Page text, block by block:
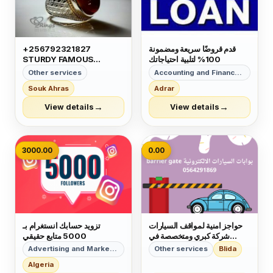
+256792321827
STURDY FAMOUS
GREATEST VERY
CAPABLE MAGIC RING
FOR MONEY LUCK
POWER IN GERMANY
MEXICO OMAN JORDAN
VIETNAM MIAMI UK
Other services
Souk Ahras
View details →
قدم قروضًا سريعة ومضمونة
100% لتلبية احتياجاتك
Adrar
View details →
3000.00
تزويد حسابك انستغرام بـ
5000 متابع حقيقي
Advertising and Marketing
Algeria
0.00
حواجز امنية لمواقف السيارات
شركة كبري ومتخصصة في
التركيب والصيانة بالمملكة
العربية السعودية
Other services Blida